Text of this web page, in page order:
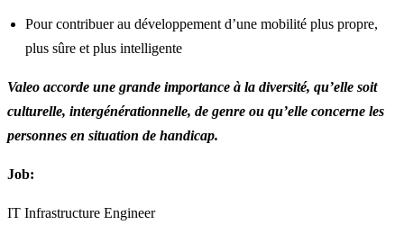
Pour contribuer au développement d’une mobilité plus propre,
plus sûre et plus intelligente
Valeo accorde une grande importance à la diversité, qu’elle soit
culturelle, intergénérationnelle, de genre ou qu’elle concerne les
personnes en situation de handicap.
Job:
IT Infrastructure Engineer